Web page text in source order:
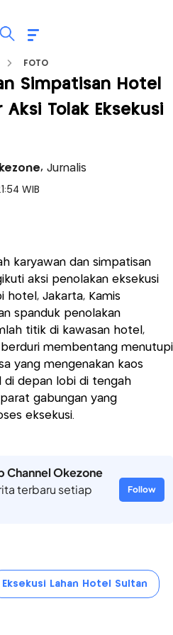
STREAMING
FOTO
Simpatisan Hotel
Tolak Eksekusi
Jurnalis
WIB
karyawan dan simpatisan
aksi penolakan eksekusi
hotel, Jakarta, Kamis
spanduk penolakan
titik di kawasan hotel,
membentang menutupi
yang mengenakan kaos
di depan lobi di tengah
gabungan yang
eksekusi.
Channel Okezone
terbaru setiap
Follow
Eksekusi Lahan Hotel Sultan